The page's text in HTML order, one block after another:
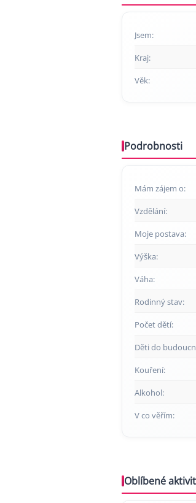
Jsem:
Kraj:
Věk:
Podrobnosti
Mám zájem o:
Vzdělání:
Moje postava:
Výška:
Váha:
Rodinný stav:
Počet dětí:
Děti do
Kouření:
Alkohol:
V co věřím:
Oblíbené